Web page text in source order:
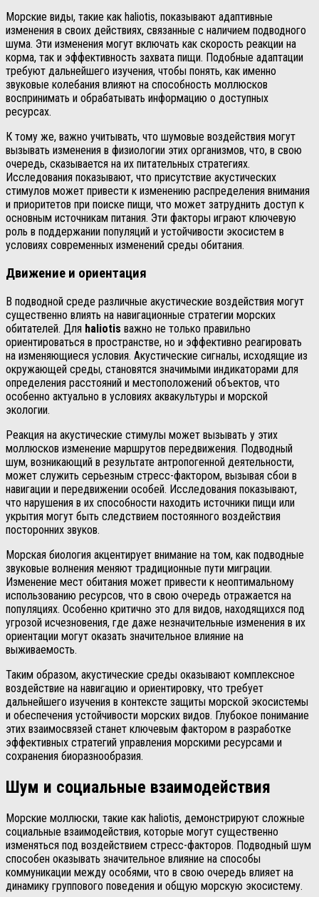
Морские виды, такие как haliotis, показывают адаптивные
изменения в своих действиях, связанные с наличием подводного
шума. Эти изменения могут включать как скорость реакции на
корма, так и эффективность захвата пищи. Подобные адаптации
требуют дальнейшего изучения, чтобы понять, как именно
звуковые колебания влияют на способность моллюсков
воспринимать и обрабатывать информацию о доступных
ресурсах.
К тому же, важно учитывать, что шумовые воздействия могут
вызывать изменения в физиологии этих организмов, что, в свою
очередь, сказывается на их питательных стратегиях.
Исследования показывают, что присутствие акустических
стимулов может привести к изменению распределения внимания
и приоритетов при поиске пищи, что может затруднить доступ к
основным источникам питания. Эти факторы играют ключевую
роль в поддержании популяций и устойчивости экосистем в
условиях современных изменений среды обитания.
Движение и ориентация
В подводной среде различные акустические воздействия могут
существенно влиять на навигационные стратегии морских
обитателей. Для haliotis важно не только правильно
ориентироваться в пространстве, но и эффективно реагировать
на изменяющиеся условия. Акустические сигналы, исходящие из
окружающей среды, становятся значимыми индикаторами для
определения расстояний и местоположений объектов, что
особенно актуально в условиях аквакультуры и морской
экологии.
Реакция на акустические стимулы может вызывать у этих
моллюсков изменение маршрутов передвижения. Подводный
шум, возникающий в результате антропогенной деятельности,
может служить серьезным стресс-фактором, вызывая сбои в
навигации и передвижении особей. Исследования показывают,
что нарушения в их способности находить источники пищи или
укрытия могут быть следствием постоянного воздействия
посторонних звуков.
Морская биология акцентирует внимание на том, как подводные
звуковые волнения меняют традиционные пути миграции.
Изменение мест обитания может привести к неоптимальному
использованию ресурсов, что в свою очередь отражается на
популяциях. Особенно критично это для видов, находящихся под
угрозой исчезновения, где даже незначительные изменения в их
ориентации могут оказать значительное влияние на
выживаемость.
Таким образом, акустические среды оказывают комплексное
воздействие на навигацию и ориентировку, что требует
дальнейшего изучения в контексте защиты морской экосистемы
и обеспечения устойчивости морских видов. Глубокое понимание
этих взаимосвязей станет ключевым фактором в разработке
эффективных стратегий управления морскими ресурсами и
сохранения биоразнообразия.
Шум и социальные взаимодействия
Морские моллюски, такие как haliotis, демонстрируют сложные
социальные взаимодействия, которые могут существенно
изменяться под воздействием стресс-факторов. Подводный шум
способен оказывать значительное влияние на способы
коммуникации между особями, что в свою очередь влияет на
динамику группового поведения и общую морскую экосистему.